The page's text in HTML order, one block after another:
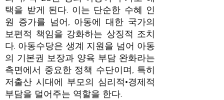
택을 받게 된다. 이는 단순한 수혜 인
원 증가를 넘어, 아동에 대한 국가의
보편적 책임을 강화하는 상징적 조치
다. 아동수당은 생계 지원을 넘어 아동
의 기본권 보장과 양육 부담 완화라는
측면에서 중요한 정책 수단이며, 특히
저출산 시대에 부모의 심리적·경제적
부담을 덜어주는 역할을 한다.